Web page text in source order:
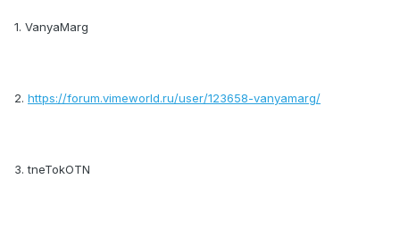
1. VanyaMarg
2. https://forum.vimeworld.ru/user/123658-vanyamarg/
3. tneTokOTN